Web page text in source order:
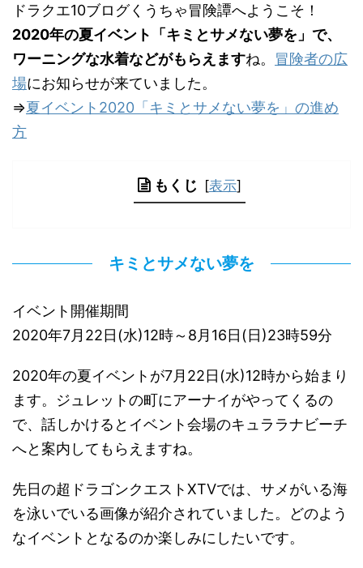
ドラクエ10ブログくうちゃ冒険譚へようこそ！
2020年の夏イベント「キミとサメない夢を」で、
ワーニングな水着などがもらえますね。 冒険者の広
場にお知らせが来ていました。
⇒夏イベント2020「キミとサメない夢を」の進め
方
もくじ [表示]
キミとサメない夢を
イベント開催期間
2020年7月22日(水)12時～8月16日(日)23時59分
2020年の夏イベントが7月22日(水)12時から始まり
ます。ジュレットの町にアーナイがやってくるの
で、話しかけるとイベント会場のキュララナビーチ
へと案内してもらえますね。
先日の超ドラゴンクエストXTVでは、サメがいる海
を泳いでいる画像が紹介されていました。どのよう
なイベントとなるのか楽しみにしたいです。